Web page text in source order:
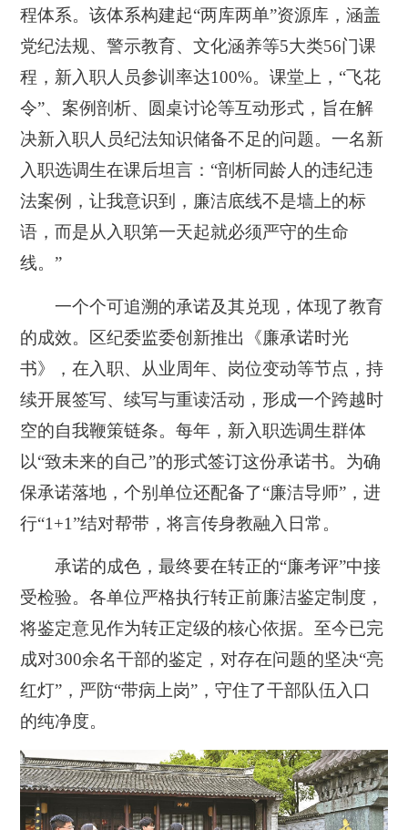
程体系。该体系构建起“两库两单”资源库，涵盖
党纪法规、警示教育、文化涵养等5大类56门课
程，新入职人员参训率达100%。课堂上，“飞花
令”、案例剖析、圆桌讨论等互动形式，旨在解
决新入职人员纪法知识储备不足的问题。一名新
入职选调生在课后坦言：“剖析同龄人的违纪违
法案例，让我意识到，廉洁底线不是墙上的标
语，而是从入职第一天起就必须严守的生命
线。”
一个个可追溯的承诺及其兑现，体现了教育
的成效。区纪委监委创新推出《廉承诺时光
书》，在入职、从业周年、岗位变动等节点，持
续开展签写、续写与重读活动，形成一个跨越时
空的自我鞭策链条。每年，新入职选调生群体
以“致未来的自己”的形式签订这份承诺书。为确
保承诺落地，个别单位还配备了“廉洁导师”，进
行“1+1”结对帮带，将言传身教融入日常。
承诺的成色，最终要在转正的“廉考评”中接
受检验。各单位严格执行转正前廉洁鉴定制度，
将鉴定意见作为转正定级的核心依据。至今已完
成对300余名干部的鉴定，对存在问题的坚决“亮
红灯”，严防“带病上岗”，守住了干部队伍入口
的纯净度。